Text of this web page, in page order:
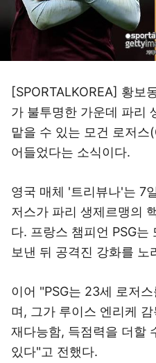
[SPORTALKOREA] 황보
가 불투명한 가운데 파리
맡을 수 있는 모건 로저스
어들었다는 소식이다.
영국 매체 '트리뷰나'는 7
저스가 파리 생제르맹의
다. 프랑스 챔피언 PSG는
보낸 뒤 공격진 강화를 노
이어 "PSG는 23세 로저
며, 그가 루이스 엔리케
재다능함, 득점력을 더할
있다"고 전했다.